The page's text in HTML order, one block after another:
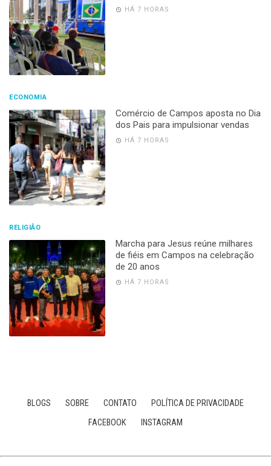
HÁ 7 HORAS
ECONOMIA
Comércio de Campos aposta no Dia
dos Pais para impulsionar vendas
HÁ 7 HORAS
RELIGIÃO
Marcha para Jesus reúne milhares
de fiéis em Campos na celebração
de 20 anos
HÁ 7 HORAS
BLOGS SOBRE CONTATO
POLÍTICA DE PRIVACIDADE
FACEBOOK
INSTAGRAM